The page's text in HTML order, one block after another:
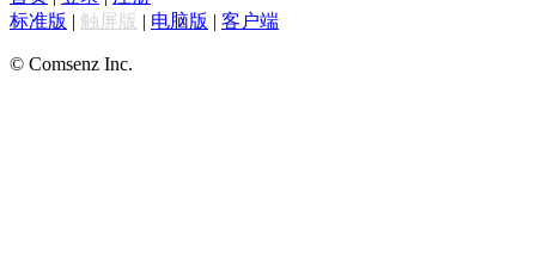
标准版 | 触屏版 | 电脑版 | 客户端
© Comsenz Inc.